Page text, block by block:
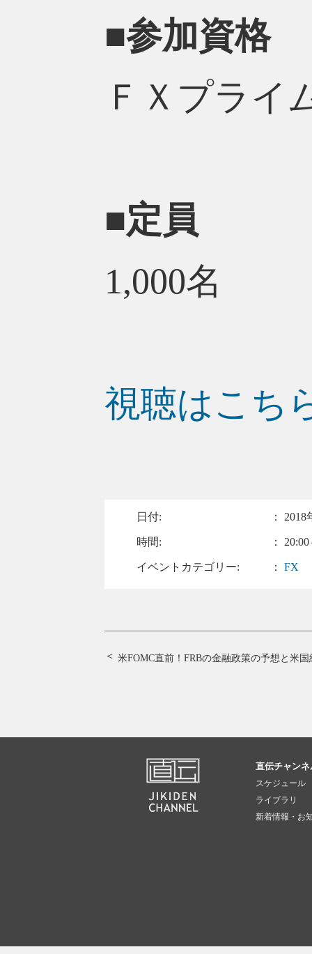
■参加資格
ＦＸプライ
■定員
1,000名
視聴はこち
日付: ： 2018
時間: ：
イベントカテゴリー: ：FX
米FOMC直前！ FRBの金融政策の予想と米
直伝チャン
スケジュール
ライブラリ
新着情報・お